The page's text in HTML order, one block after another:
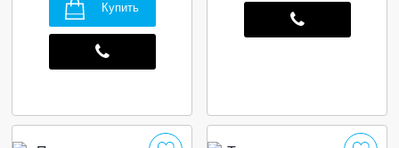
Купить